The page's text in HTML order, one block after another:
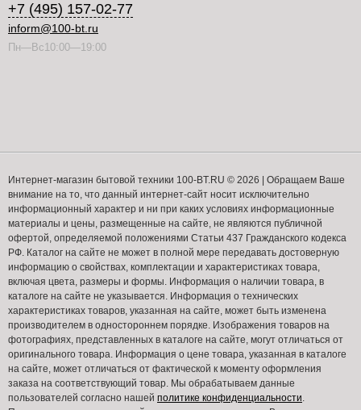
+7 (495) 157-02-77
inform@100-bt.ru
Пн—Вс10:00—19:00
Интернет-магазин бытовой техники 100-BT.RU © 2026 | Обращаем Ваше
внимание на то, что данный интернет-сайт носит исключительно
информационный характер и ни при каких условиях информационные
материалы и цены, размещенные на сайте, не являются публичной
офертой, определяемой положениями Статьи 437 Гражданского кодекса
РФ. Каталог на сайте не может в полной мере передавать достоверную
информацию о свойствах, комплектации и характеристиках товара,
включая цвета, размеры и формы. Информация о наличии товара, в
каталоге на сайте не указывается. Информация о технических
характеристиках товаров, указанная на сайте, может быть изменена
производителем в одностороннем порядке. Изображения товаров на
фотографиях, представленных в каталоге на сайте, могут отличаться от
оригинального товара. Информация о цене товара, указанная в каталоге
на сайте, может отличаться от фактической к моменту оформления
заказа на соответствующий товар. Мы обрабатываем данные
пользователей согласно нашей политике конфиденциальности.